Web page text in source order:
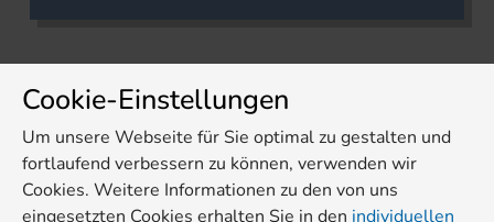
Cookie-Einstellungen
Um unsere Webseite für Sie optimal zu gestalten und
fortlaufend verbessern zu können, verwenden wir
Cookies. Weitere Informationen zu den von uns
eingesetzten Cookies erhalten Sie in den individuellen